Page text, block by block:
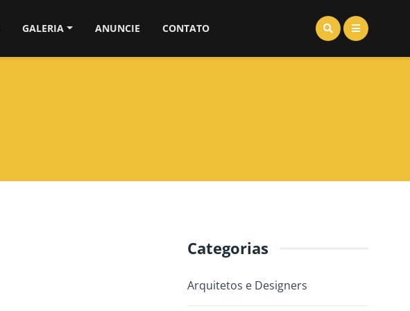
GALERIA ANUNCIE CONTATO
Categorias
Arquitetos e Designers